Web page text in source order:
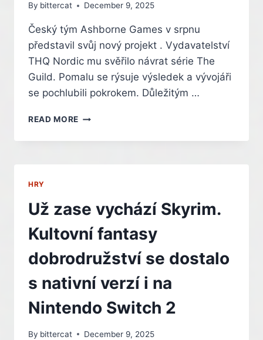
By bittercat December 9, 2025
Český tým Ashborne Games v srpnu
představil svůj nový projekt . Vydavatelství
THQ Nordic mu svěřilo návrat série The
Guild. Pomalu se rýsuje výsledek a vývojáři
se pochlubili pokrokem. Důležitým …
READ MORE BRNĚNSKÁ
STŘEDOVĚKÉHO
SE
ALCHYMISTOU
NEBO
TŘEBA
HOSTINSKÝM?
HRY
Už zase vychází Skyrim.
Kultovní fantasy
dobrodružství se dostalo
s nativní verzí i na
Nintendo Switch 2
By bittercat December 9, 2025